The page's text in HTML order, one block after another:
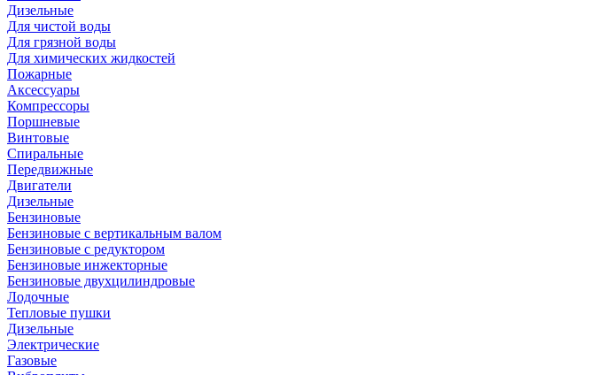
Дизельные
Для чистой воды
Для грязной воды
Для химических жидкостей
Пожарные
Аксессуары
Компрессоры
Поршневые
Винтовые
Спиральные
Передвижные
Двигатели
Дизельные
Бензиновые
Бензиновые с вертикальным валом
Бензиновые с редуктором
Бензиновые инжекторные
Бензиновые двухцилиндровые
Лодочные
Тепловые пушки
Дизельные
Электрические
Газовые